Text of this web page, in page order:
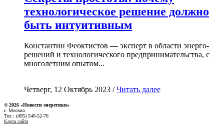
технологическое решение должно
быть интуитивным
Константин Феоктистов — эксперт в области энерго-
решений и технологического предпринимательства, с
многолетним опытом...
Четверг, 12 Октябрь 2023 /Читать далее
© 2026 «Новости энеретики»
г. Москва
Тел.: (495) 540-52-76
Карта сайта